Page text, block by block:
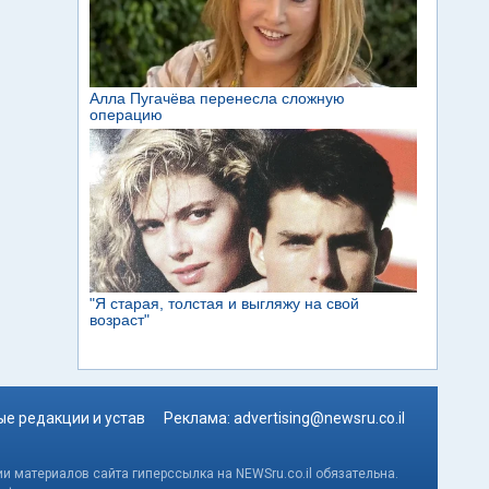
редакции и устав Реклама: advertising@newsru.co.il
сайта гиперссылка на NEWSru.co.il обязательна.